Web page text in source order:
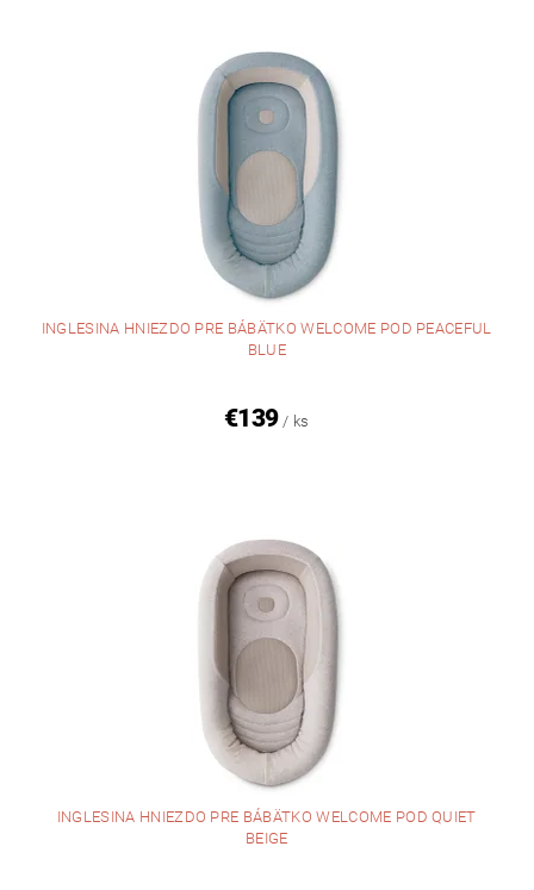
INGLESINA HNIEZDO PRE BÁBÄTKO WELCOME POD PEACEFUL
BLUE
€139 / ks
INGLESINA HNIEZDO PRE BÁBÄTKO WELCOME POD QUIET
BEIGE